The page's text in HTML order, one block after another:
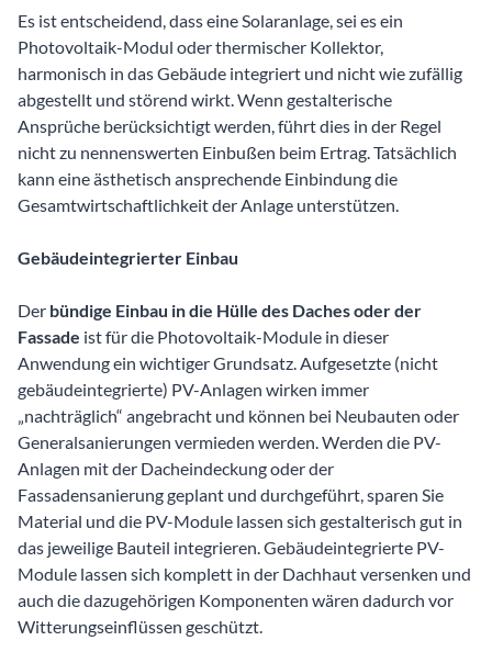
Es ist entscheidend, dass eine Solaranlage, sei es ein
Photovoltaik-Modul oder thermischer Kollektor,
harmonisch in das Gebäude integriert und nicht wie zufällig
abgestellt und störend wirkt. Wenn gestalterische
Ansprüche berücksichtigt werden, führt dies in der Regel
nicht zu nennenswerten Einbußen beim Ertrag. Tatsächlich
kann eine ästhetisch ansprechende Einbindung die
Gesamtwirtschaftlichkeit der Anlage unterstützen.
Gebäudeintegrierter Einbau
Der bündige Einbau in die Hülle des Daches oder der
Fassade ist für die Photovoltaik-Module in dieser
Anwendung ein wichtiger Grundsatz. Aufgesetzte (nicht
gebäudeintegrierte) PV-Anlagen wirken immer
„nachträglich“ angebracht und können bei Neubauten oder
Generalsanierungen vermieden werden. Werden die PV-
Anlagen mit der Dacheindeckung oder der
Fassadensanierung geplant und durchgeführt, sparen Sie
Material und die PV-Module lassen sich gestalterisch gut in
das jeweilige Bauteil integrieren. Gebäudeintegrierte PV-
Module lassen sich komplett in der Dachhaut versenken und
auch die dazugehörigen Komponenten wären dadurch vor
Witterungseinflüssen geschützt.